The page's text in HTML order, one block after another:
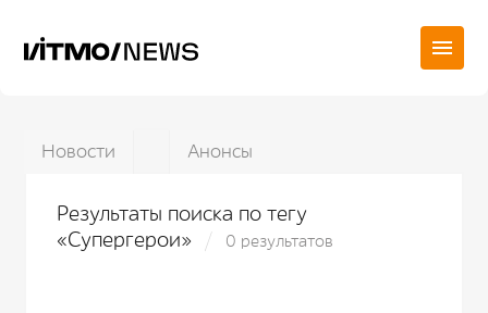
Новости Анонсы
Результаты поиска по тегу
«Супергерои»
0 результатов